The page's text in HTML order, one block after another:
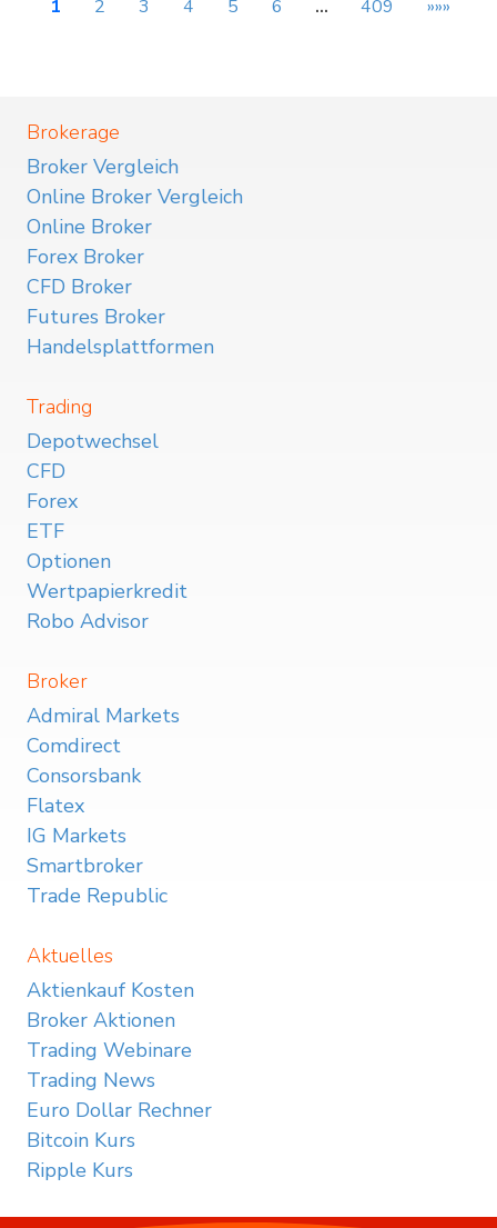
1 2 3 4 5 6 … 409 »»»
Brokerage
Broker Vergleich
Online Broker Vergleich
Online Broker
Forex Broker
CFD Broker
Futures Broker
Handelsplattformen
Trading
Depotwechsel
CFD
Forex
ETF
Optionen
Wertpapierkredit
Robo Advisor
Broker
Admiral Markets
Comdirect
Consorsbank
Flatex
IG Markets
Smartbroker
Trade Republic
Aktuelles
Aktienkauf Kosten
Broker Aktionen
Trading Webinare
Trading News
Euro Dollar Rechner
Bitcoin Kurs
Ripple Kurs